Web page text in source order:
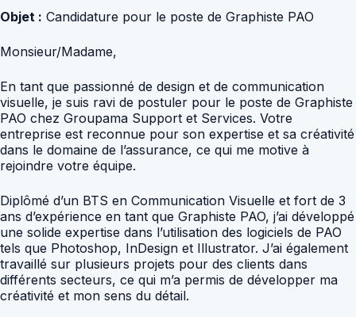
Objet : Candidature pour le poste de Graphiste PAO
Monsieur/Madame,
En tant que passionné de design et de communication
visuelle, je suis ravi de postuler pour le poste de Graphiste
PAO chez Groupama Support et Services. Votre
entreprise est reconnue pour son expertise et sa créativité
dans le domaine de l’assurance, ce qui me motive à
rejoindre votre équipe.
Diplômé d’un BTS en Communication Visuelle et fort de 3
ans d’expérience en tant que Graphiste PAO, j’ai développé
une solide expertise dans l’utilisation des logiciels de PAO
tels que Photoshop, InDesign et Illustrator. J’ai également
travaillé sur plusieurs projets pour des clients dans
différents secteurs, ce qui m’a permis de développer ma
créativité et mon sens du détail.